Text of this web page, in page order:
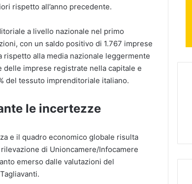
rispetto all’anno precedente.
a livello nazionale nel primo
con un saldo positivo di 1.767 imprese
alla media nazionale leggermente
delle imprese registrate nella capitale e
del tessuto imprenditoriale italiano.
le incertezze
e il quadro economico globale risulta
di Unioncamere/Infocamere
emerso dalle valutazioni del